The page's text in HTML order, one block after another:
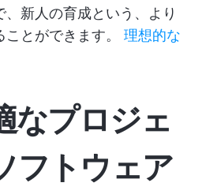
、新人の育成という、より
とができます。 理想的な
なプロジェ
フトウェア